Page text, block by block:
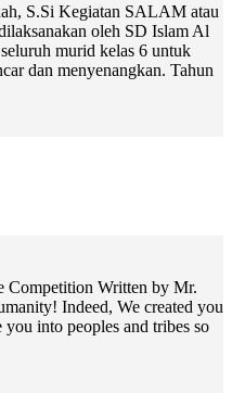
S.Si Kegiatan SALAM atau
oleh SD Islam Al
murid kelas 6 untuk
dan menyenangkan. Tahun
Competition Written by Mr.
Indeed, We created you
into peoples and tribes so